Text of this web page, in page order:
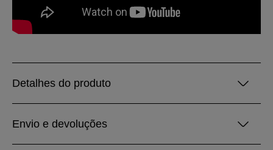
Detalhes do produto
Envio e devoluções